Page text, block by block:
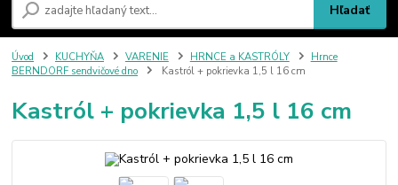
Hľadať
Úvod KUCHYŇA VARENIE HRNCE a KASTRÓLY
Hrnce
BERNDORF sendvičové dno
Kastról + pokrievka 1,5 l 16 cm
Kastról + pokrievka 1,5 l 16 cm